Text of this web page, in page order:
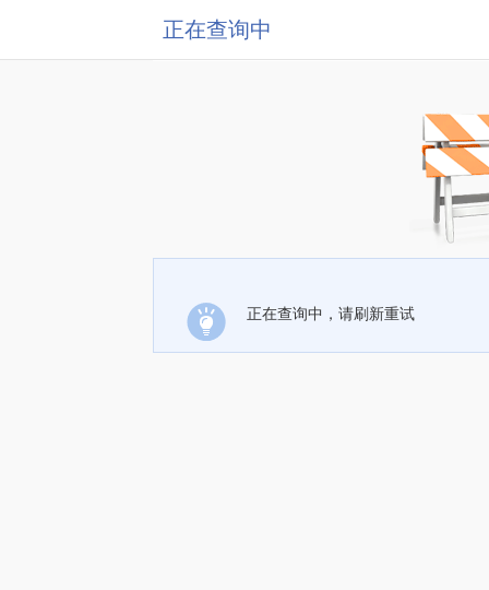
正在查询中
正在查询中，请刷新重试